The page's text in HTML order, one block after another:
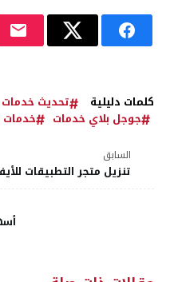
كلمات دليلية
تحديث خدمات
جوجل بلاي خدمات
خدمات Google Play
السابق
تنزيل متجر التطبيقات